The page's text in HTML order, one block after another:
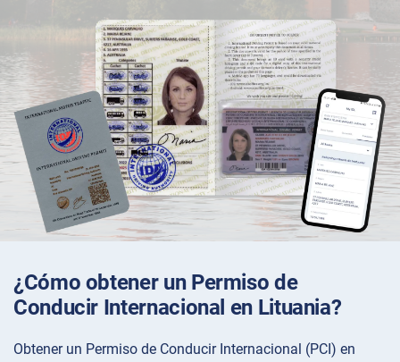
¿Cómo obtener un Permiso de
Conducir Internacional en Lituania?
Obtener un Permiso de Conducir Internacional (PCI) en